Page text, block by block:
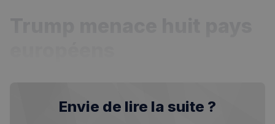
Envie de lire la suite ?